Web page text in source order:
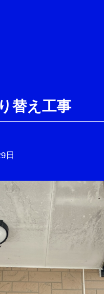
替え工事
日